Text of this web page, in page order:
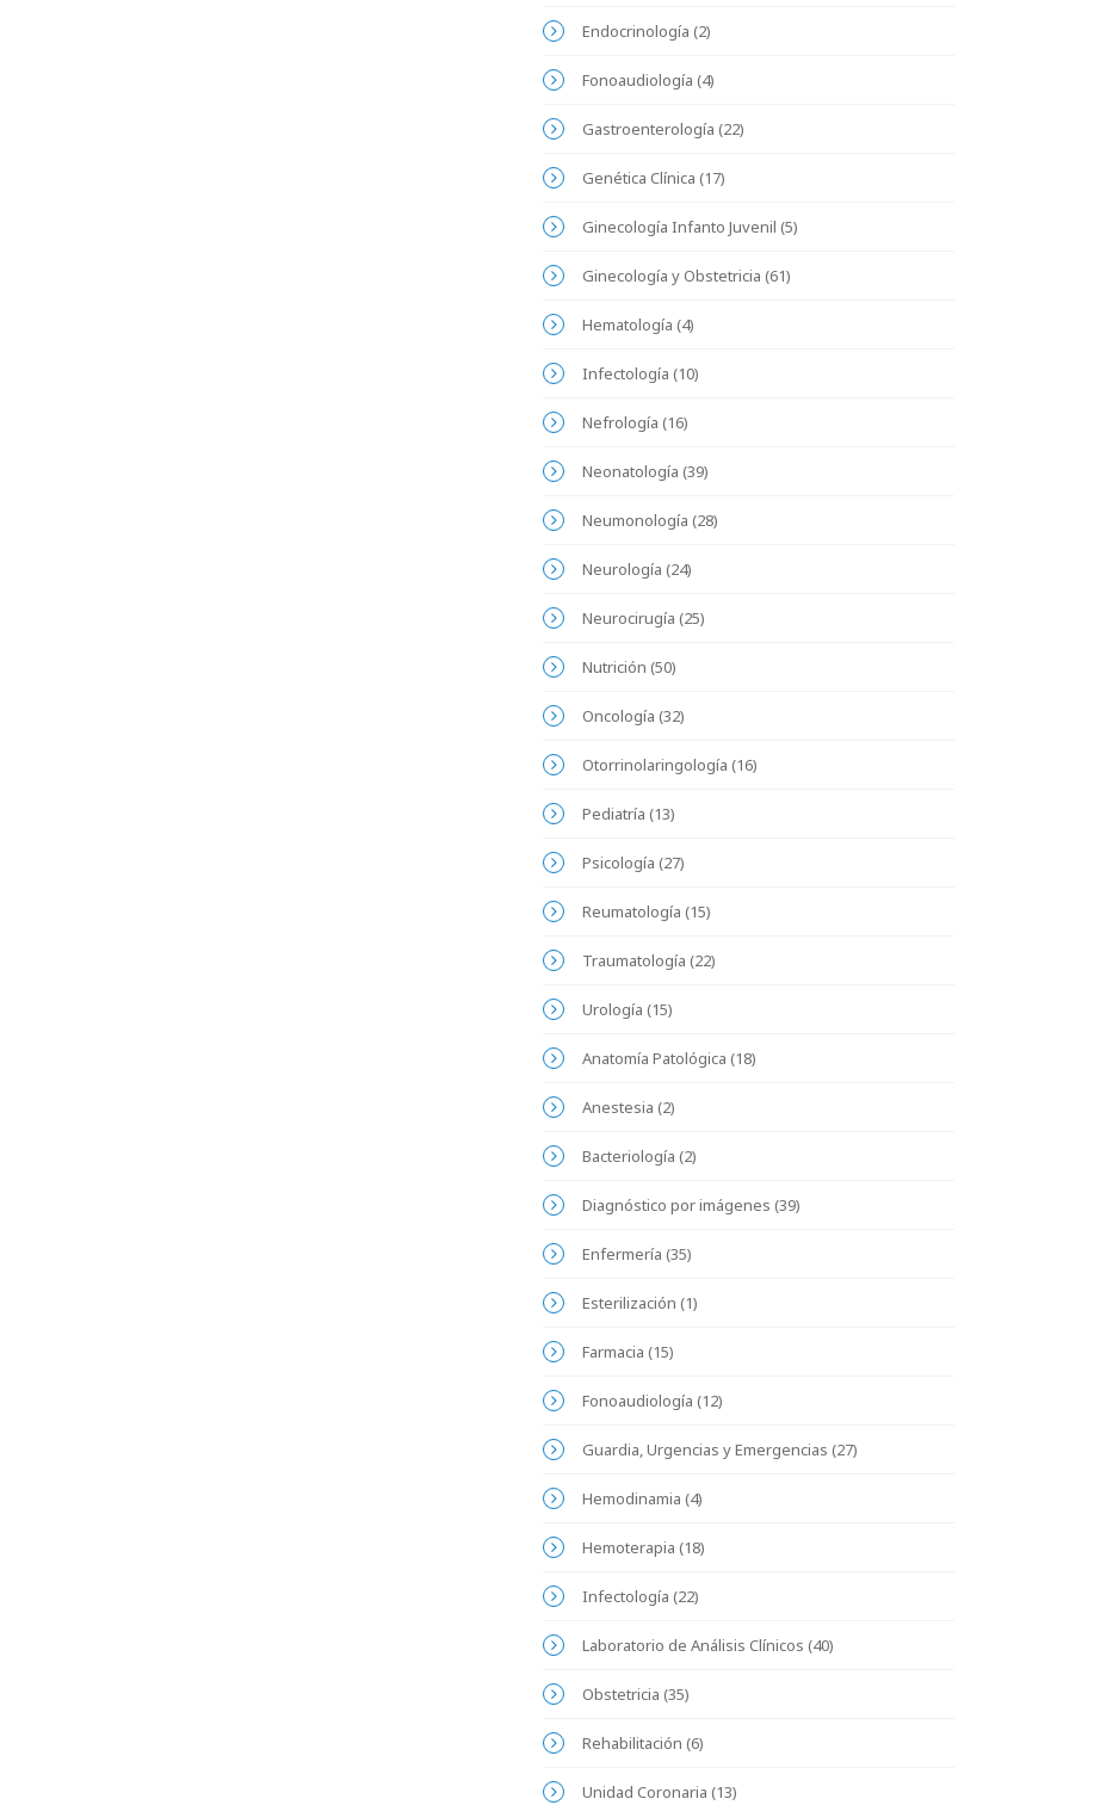
Endocrinología (2)
Fonoaudiología (4)
Gastroenterología (22)
Genética Clínica (17)
Ginecología Infanto Juvenil (5)
Ginecología y Obstetricia (61)
Hematología (4)
Infectología (10)
Nefrología (16)
Neonatología (39)
Neumonología (28)
Neurología (24)
Neurocirugía (25)
Nutrición (50)
Oncología (32)
Otorrinolaringología (16)
Pediatría (13)
Psicología (27)
Reumatología (15)
Traumatología (22)
Urología (15)
Anatomía Patológica (18)
Anestesia (2)
Bacteriología (2)
Diagnóstico por imágenes (39)
Enfermería (35)
Esterilización (1)
Farmacia (15)
Fonoaudiología (12)
Guardia, Urgencias y Emergencias (27)
Hemodinamia (4)
Hemoterapia (18)
Infectología (22)
Laboratorio de Análisis Clínicos (40)
Obstetricia (35)
Rehabilitación (6)
Unidad Coronaria (13)